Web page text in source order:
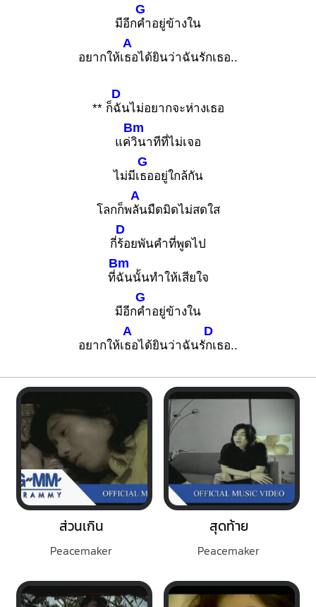
มีอีก
G
คำอยู่ข้างใน
อยากให้เ
A
ธอได้ยินว่าฉันรักเธอ..
** ก็
D
ฉันไม่อยากจะห่างเธอ
แค่
Bm
วินาทีที่ไม่เจอ
ไม่มีเ
G
ธออยู่ใกล้กัน
โลกก็พ
A
ลันมืดมิดไม่สดใส
กี่
D
ร้อยพันคำที่พูดไป
ที่
Bm
ฉันนั้นทำให้เสียใจ
มีอีก
G
คำอยู่ข้างใน
อยากให้เ
A
ธอได้ยินว่าฉันรั
D
กเธอ..
ส่วนเกิน
Peacemaker
สุดท้าย
Peacemaker